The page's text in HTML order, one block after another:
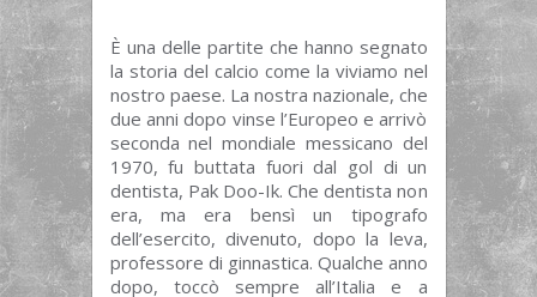
È una delle partite che hanno segnato
la storia del calcio come la viviamo nel
nostro paese. La nostra nazionale, che
due anni dopo vinse l’Europeo e arrivò
seconda nel mondiale messicano del
1970, fu buttata fuori dal gol di un
dentista, Pak Doo-Ik. Che dentista non
era, ma era bensì un tipografo
dell’esercito, divenuto, dopo la leva,
professore di ginnastica. Qualche anno
dopo, toccò sempre all’Italia e a